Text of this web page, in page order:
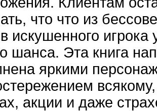
что что из
искушенного игрока
шанса. Эта книга
яркими
акции и даже